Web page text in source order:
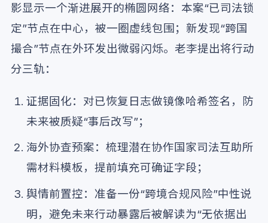
影显示一个渐进展开的椭圆网络：本案“已司法锁
定”节点在中心，被一圈虚线包围；新发现“跨国
撮合”节点在外环发出微弱闪烁。老李提出将行动
分三轨：
证据固化：对已恢复日志做镜像哈希签名，防
未来被质疑“事后改写”；
海外协查预案：梳理潜在协作国家司法互助所
需材料模板，提前填充可确证字段；
舆情前置控：准备一份“跨境合规风险”中性说
明，避免未来行动暴露后被解读为“无依据出